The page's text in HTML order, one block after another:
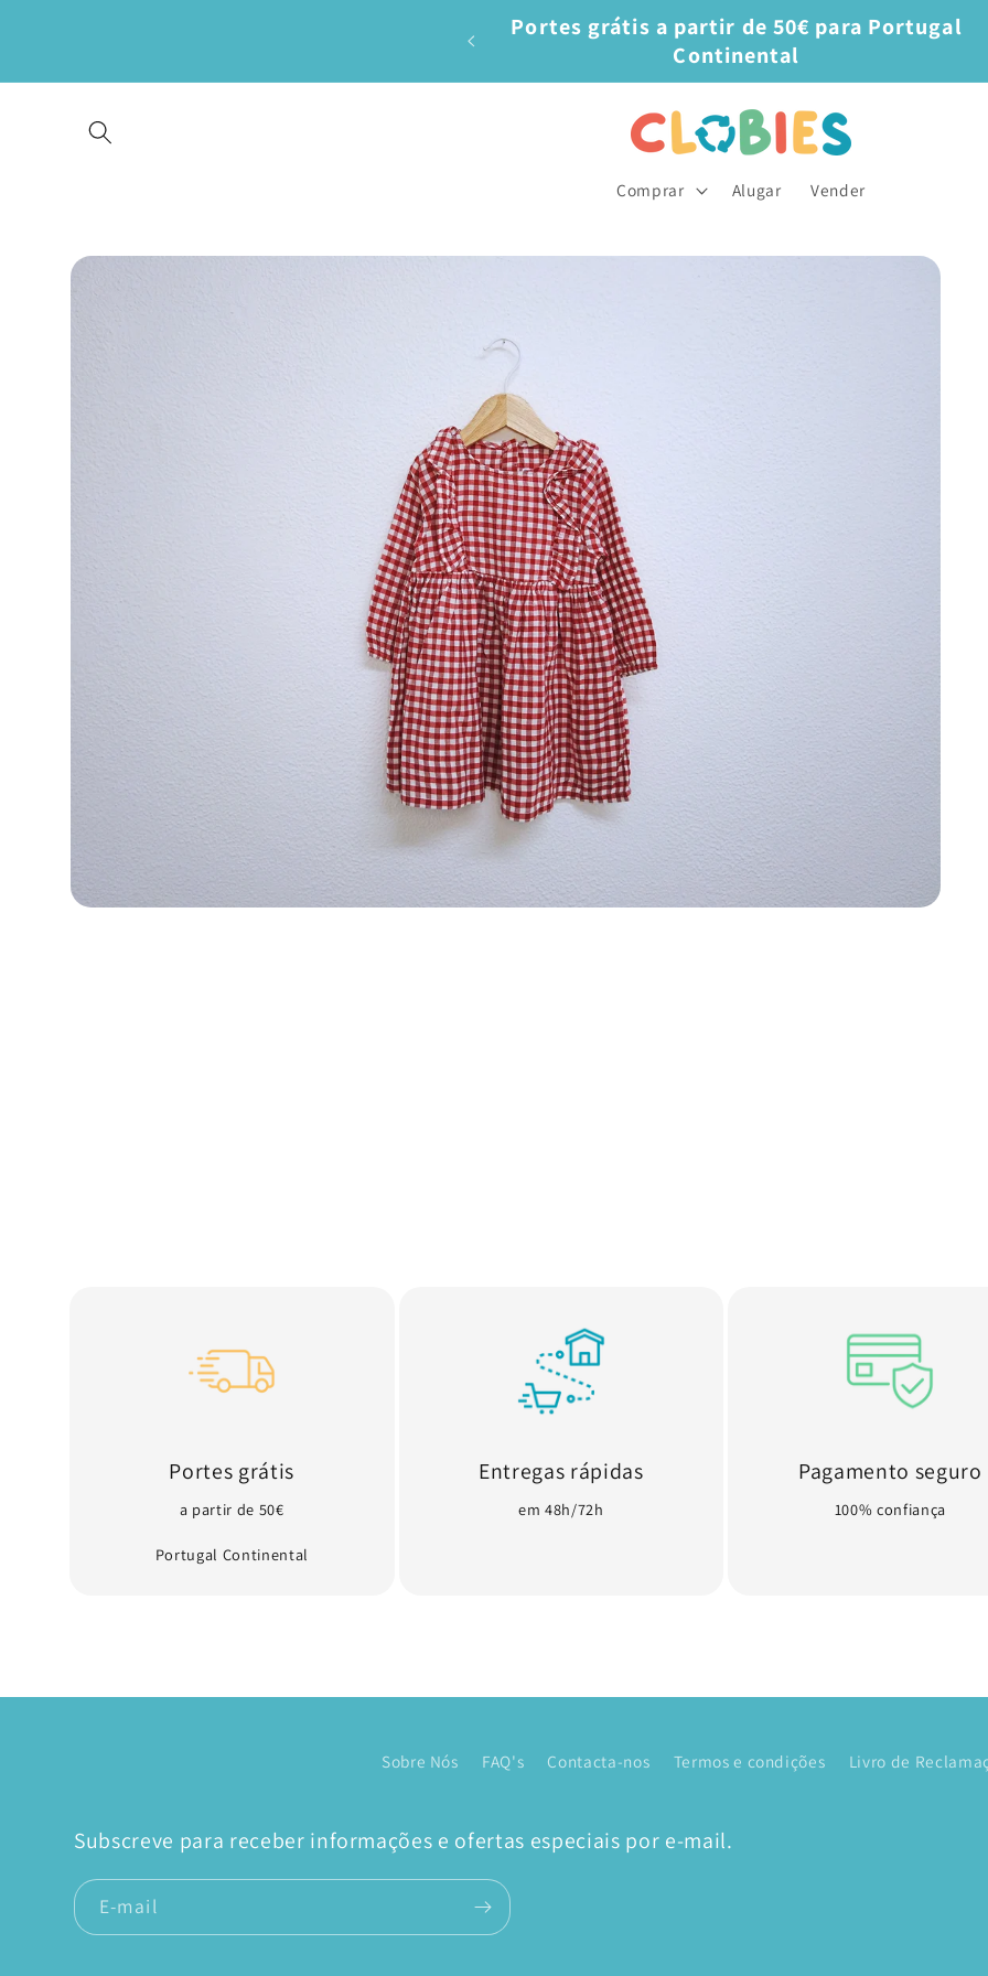
Portes grátis a partir de 50€ para Portugal
Continental
Comprar Alugar Vender
Saltar para
Portes grátis
a partir de 50€
Portugal Continental
Entregas rápidas
em 48h/72h
Pagamento seguro
100% confiança
Sobre Nós FAQ's Contacta-nos Termos e condições Livro de
Subscreve para receber informações e ofertas especiais por e-mail.
E-mail